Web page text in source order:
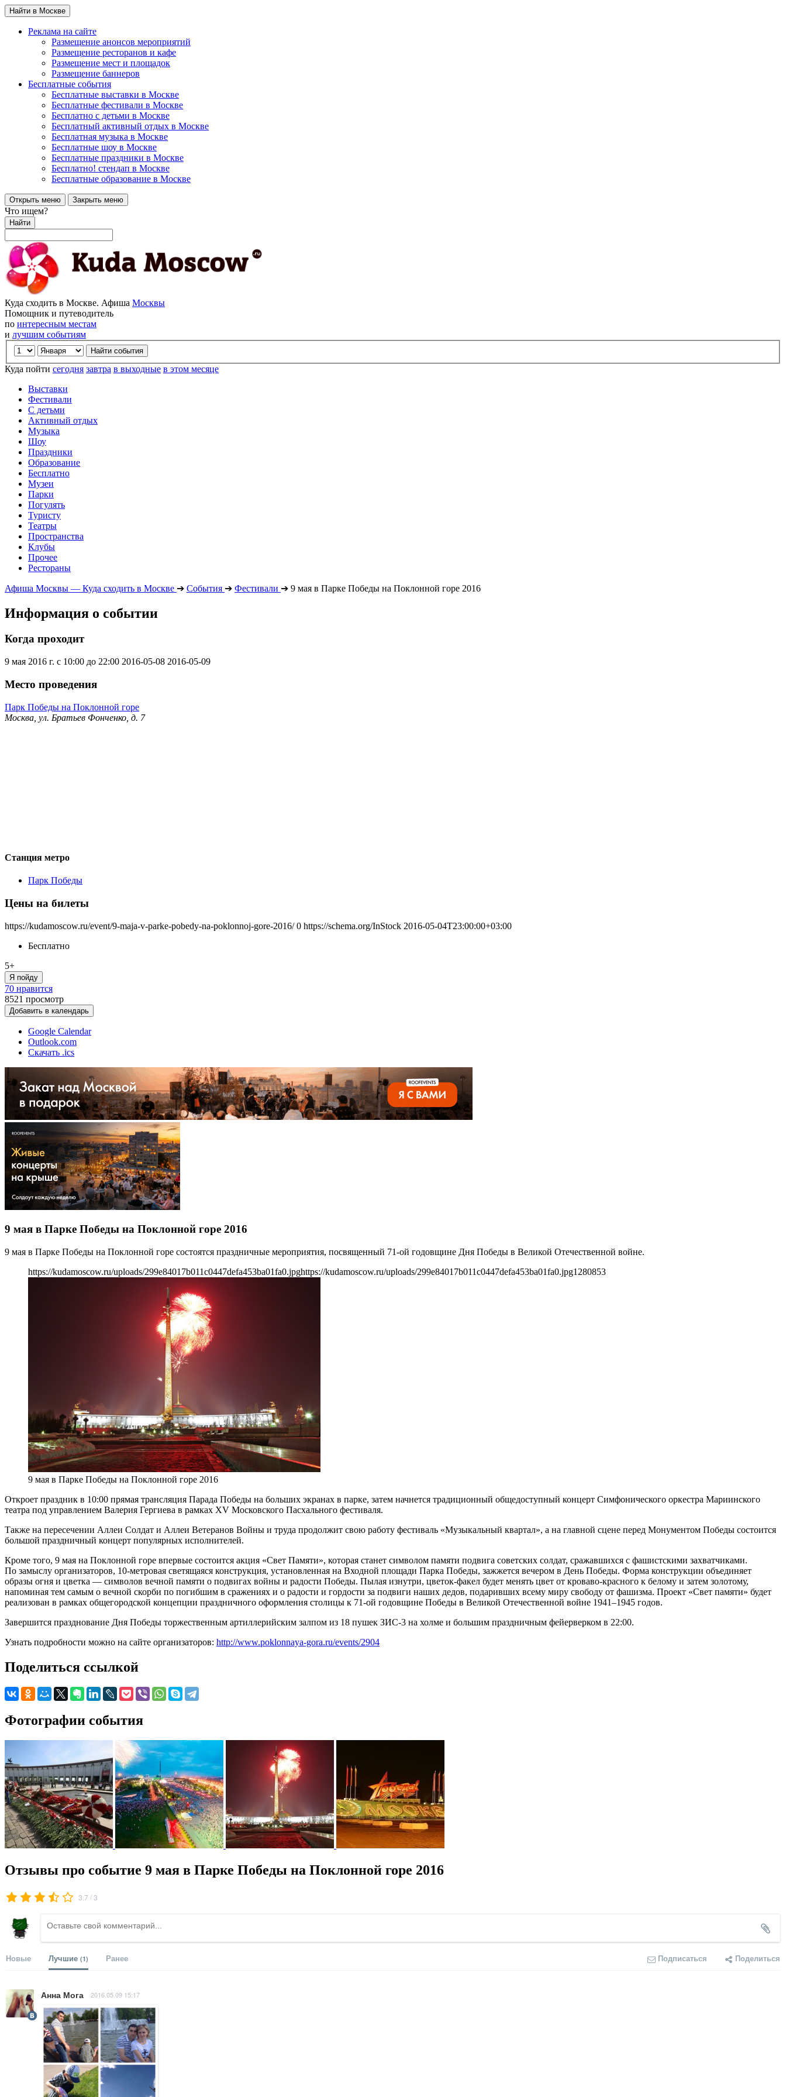
Найти в Москве
Реклама на сайте
Размещение анонсов мероприятий
Размещение ресторанов и кафе
Размещение мест и площадок
Размещение баннеров
Бесплатные события
Бесплатные выставки в Москве
Бесплатные фестивали в Москве
Бесплатно с детьми в Москве
Бесплатный активный отдых в Москве
Бесплатная музыка в Москве
Бесплатные шоу в Москве
Бесплатные праздники в Москве
Бесплатно! стендап в Москве
Бесплатные образование в Москве
Открыть меню Закрыть меню
Что ищем?
Найти
Куда сходить в Москве. Афиша Москвы
Помощник и путеводитель
по интересным местам
и лучшим событиям
Куда пойти сегодня завтра в выходные в этом месяце
Выставки
Фестивали
С детьми
Активный отдых
Музыка
Шоу
Праздники
Образование
Бесплатно
Музеи
Парки
Погулять
Туристу
Театры
Пространства
Клубы
Прочее
Рестораны
Афиша Москвы — Куда сходить в Москве ➔ События ➔ Фестивали ➔ 9 мая в Парке Победы на Поклонной горе 2016
Информация о событии
Когда проходит
9 мая 2016 г. с 10:00 до 22:00 2016-05-08 2016-05-09
Место проведения
Парк Победы на Поклонной горе
Москва, ул. Братьев Фонченко, д. 7
Станция метро
Парк Победы
Цены на билеты
https://kudamoscow.ru/event/9-maja-v-parke-pobedy-na-poklonnoj-gore-2016/ 0 https://schema.org/InStock 2016-05-04T23:00:00+03:00
Бесплатно
5+
Я пойду
70 нравится
8521 просмотр
Добавить в календарь
Google Calendar
Outlook.com
Скачать .ics
9 мая в Парке Победы на Поклонной горе 2016
9 мая в Парке Победы на Поклонной горе состоятся праздничные мероприятия, посвященный 71-ой годовщине Дня Победы в Великой Отечественной войне.
https://kudamoscow.ru/uploads/299e84017b011c0447defa453ba01fa0.jpghttps://kudamoscow.ru/uploads/299e84017b011c0447defa453ba01fa0.jpg1280853
9 мая в Парке Победы на Поклонной горе 2016
Откроет праздник в 10:00 прямая трансляция Парада Победы на больших экранах в парке, затем начнется традиционный общедоступный концерт Симфонического оркестра Мариинского
театра под управлением Валерия Гергиева в рамках XV Московского Пасхального фестиваля.
Также на пересечении Аллеи Солдат и Аллеи Ветеранов Войны и труда продолжит свою работу фестиваль «Музыкальный квартал», а на главной сцене перед Монументом Победы состоится
большой праздничный концерт популярных исполнителей.
Кроме того, 9 мая на Поклонной горе впервые состоится акция «Свет Памяти», которая станет символом памяти подвига советских солдат, сражавшихся с фашистскими захватчиками.
По замыслу организаторов, 10-метровая светящаяся конструкция, установленная на Входной площади Парка Победы, зажжется вечером в День Победы. Форма конструкции объединяет
образы огня и цветка — символов вечной памяти о подвигах войны и радости Победы. Пылая изнутри, цветок-факел будет менять цвет от кроваво-красного к белому и затем золотому,
напоминая тем самым о вечной скорби по погибшим в сражениях и о радости и гордости за подвиги наших дедов, подаривших всему миру свободу от фашизма. Проект «Свет памяти» будет
реализован в рамках общегородской концепции праздничного оформления столицы к 71-ой годовщине Победы в Великой Отечественной войне 1941–1945 годов.
Завершится празднование Дня Победы торжественным артиллерийским залпом из 18 пушек ЗИС-3 на холме и большим праздничным фейерверком в 22:00.
Узнать подробности можно на сайте организаторов: http://www.poklonnaya-gora.ru/events/2904
Поделиться ссылкой
Фотографии события
Отзывы про событие 9 мая в Парке Победы на Поклонной горе 2016
3.7 /3
Новые Лучшие (1) Ранее Подписаться Поделиться
Анна Мога 2016.05.09 15:17